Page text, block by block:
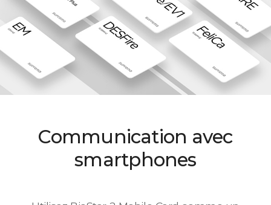
Communication avec
smartphones